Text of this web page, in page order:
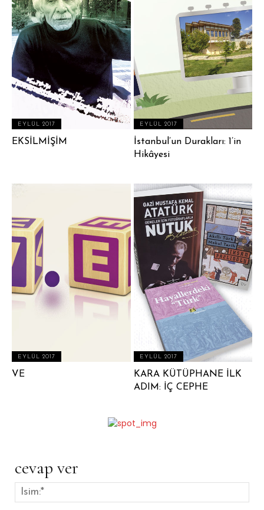
EYLÜL 2017
EKSİLMİŞİM
EYLÜL 2017
İstanbul’un Durakları: 1’in
Hikâyesi
EYLÜL 2017
VE
EYLÜL 2017
KARA KÜTÜPHANE İLK
ADIM: İÇ CEPHE
cevap ver